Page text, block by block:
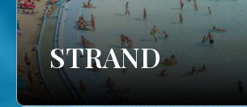
STRAND